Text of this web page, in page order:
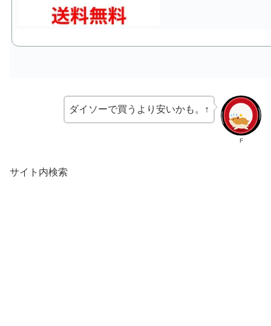
F
ダイソーで買うより安いかも。↑
サイト内検索